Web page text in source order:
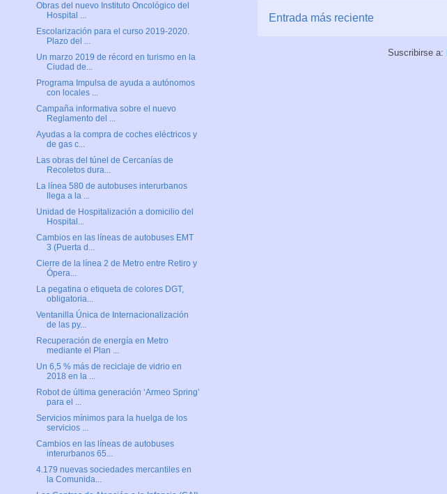
Entrada más reciente
Suscribirse a:
Obras del nuevo Instituto Oncológico del
Hospital ...
Escolarización para el curso 2019-2020.
Plazo del ...
Un marzo 2019 de récord en turismo en la
Ciudad de...
Programa Impulsa de ayuda a autónomos
con locales ...
Campaña informativa sobre el nuevo
Reglamento del ...
Ayudas a la compra de coches eléctricos y
de gas c...
Las obras del túnel de Cercanías de
Recoletos dura...
La línea 580 de autobuses interurbanos
llega a la ...
Unidad de Hospitalización a domicilio del
Hospital...
Cambios en las líneas de autobuses EMT
3 (Puerta d...
Cierre de la línea 2 de Metro entre Retiro y
Ópera...
La pegatina o etiqueta de colores DGT,
obligatoria...
Ventanilla Única de Internacionalización
de las py...
Recuperación de energía en Metro
mediante el Plan ...
Un 6,5 % más de reciclaje de vidrio en
2018 en la ...
Robot de última generación ‘Armeo Spring’
para el ...
Servicios mínimos para la huelga de los
servicios ...
Cambios en las líneas de autobuses
interurbanos 65...
4.179 nuevas sociedades mercantiles en
la Comunida...